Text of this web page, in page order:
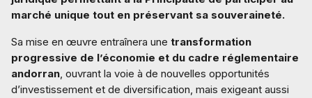
marché unique tout en préservant sa souveraineté.
Sa mise en œuvre entraînera une transformation
progressive de l’économie et du cadre réglementaire
andorran, ouvrant la voie à de nouvelles opportunités
d’investissement et de diversification, mais exigeant aussi